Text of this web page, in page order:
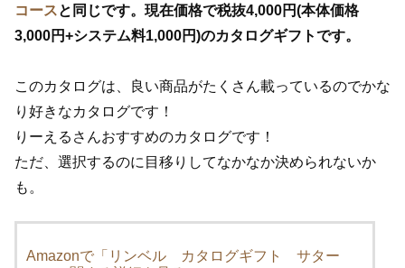
コースと同じです。現在価格で税抜4,000円(本体価格
3,000円+システム料1,000円)のカタログギフトです。
このカタログは、良い商品がたくさん載っているのでかな
り好きなカタログです！
りーえるさんおすすめのカタログです！
ただ、選択するのに目移りしてなかなか決められないか
も。
Amazonで「リンベル カタログギフト サター